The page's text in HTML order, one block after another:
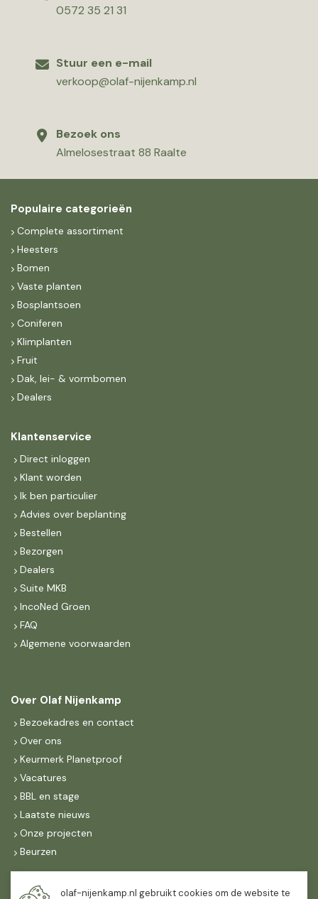
0572 35 21 31
Stuur een e-mail
verkoop@olaf-nijenkamp.nl
Bezoek ons
Almelosestraat 88 Raalte
Populaire categorieën
Complete assortiment
Heesters
Bomen
Vaste planten
Bosplantsoen
Coniferen
Klimplanten
Fruit
Dak, lei- & vormbomen
Dealers
Klantenservice
Direct inloggen
Klant worden
Ik ben particulier
Advies over beplanting
Bestellen
Bezorgen
Dealers
Suite MKB
IncoNed Groen
FAQ
Algemene voorwaarden
Over Olaf Nijenkamp
Bezoekadres en contact
Over ons
Keurmerk Planetproof
Vacatures
BBL en stage
Laatste nieuws
Onze projecten
Beurzen
Maandag t/m vrijdag
olaf-nijenkamp.nl gebruikt cookies om de website te